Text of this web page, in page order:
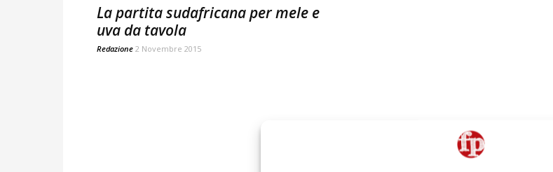
La partita sudafricana per mele e
uva da tavola
Redazione 2 Novembre 2015